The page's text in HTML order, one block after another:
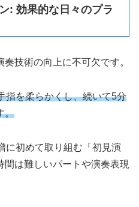
: 効果的な日々のプラ
技術の向上に不可欠です。
指を柔らかくし、続いて5分
。
に初めて取り組む「初見演
は難しいパートや演奏表現